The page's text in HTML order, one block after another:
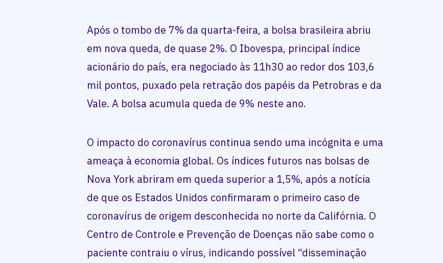
Após o tombo de 7% da quarta-feira, a bolsa brasileira abriu
em nova queda, de quase 2%. O Ibovespa, principal índice
acionário do país, era negociado às 11h30 ao redor dos 103,6
mil pontos, puxado pela retração dos papéis da Petrobras e da
Vale. A bolsa acumula queda de 9% neste ano.
O impacto do coronavírus continua sendo uma incógnita e uma
ameaça à economia global. Os índices futuros nas bolsas de
Nova York abriram em queda superior a 1,5%, após a notícia
de que os Estados Unidos confirmaram o primeiro caso de
coronavírus de origem desconhecida no norte da Califórnia. O
Centro de Controle e Prevenção de Doenças não sabe como o
paciente contraiu o vírus, indicando possível “disseminação